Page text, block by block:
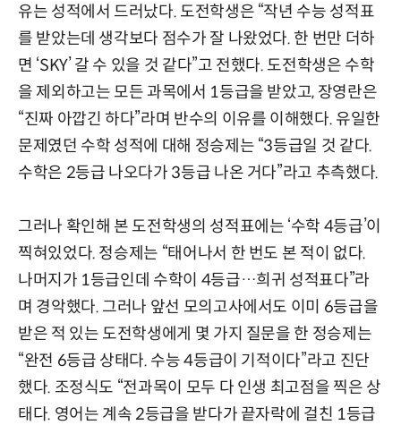
유는 성적에서 드러났다. 도전학생은 “작년 수능 성적표
를 받았는데 생각보다 점수가 잘 나왔었다. 한 번만 더하
면 ‘SKY’ 갈 수 있을 것 같다”고 전했다. 도전학생은 수학
을 제외하고는 모든 과목에서 1등급을 받았고, 장영란은
“진짜 아깝긴 하다”라며 반수의 이유를 이해했다. 유일한
문제였던 수학 성적에 대해 정승제는 “3등급일 것 같다.
수학은 2등급 나오다가 3등급 나온 거다”라고 추측했다.
그러나 확인해 본 도전학생의 성적표에는 ‘수학 4등급’이
찍혀있었다. 정승제는 “태어나서 한 번도 본 적이 없다.
나머지가 1등급인데 수학이 4등급…희귀 성적표다”라
며 경악했다. 그러나 앞선 모의고사에서도 이미 6등급을
받은 적 있는 도전학생에게 몇 가지 질문을 한 정승제는
“완전 6등급 상태다. 수능 4등급이 기적이다”라고 진단
했다. 조정식도 “전과목이 모두 다 인생 최고점을 찍은 상
태다. 영어는 계속 2등급을 받다가 끝자락에 걸친 1등급